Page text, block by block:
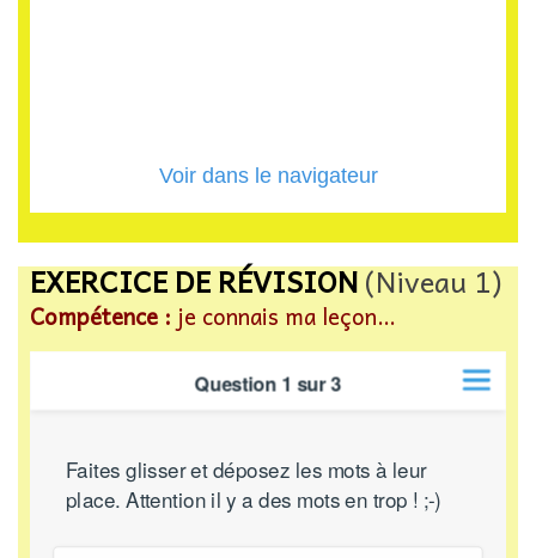
EXERCICE DE RÉVISION(Niveau 1)
Compétence : je connais ma leçon…